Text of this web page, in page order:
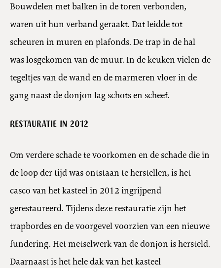
Bouwdelen met balken in de toren verbonden,
waren uit hun verband geraakt. Dat leidde tot
scheuren in muren en plafonds. De trap in de hal
was losgekomen van de muur. In de keuken vielen de
tegeltjes van de wand en de marmeren vloer in de
gang naast de donjon lag schots en scheef.
Restauratie in 2012
Om verdere schade te voorkomen en de schade die in
de loop der tijd was ontstaan te herstellen, is het
casco van het kasteel in 2012 ingrijpend
gerestaureerd. Tijdens deze restauratie zijn het
trapbordes en de voorgevel voorzien van een nieuwe
fundering. Het metselwerk van de donjon is hersteld.
Daarnaast is het hele dak van het kasteel